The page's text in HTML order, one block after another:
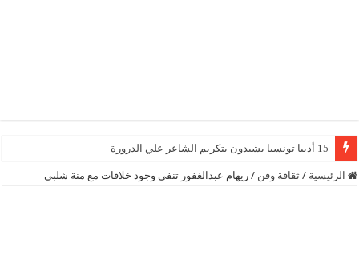
15 أديبا تونسيا يشيدون بتكريم الشاعر علي الدرورة
الرئيسية / ثقافة وفن / ريهام عبدالغفور تنفي وجود خلافات مع منة شلبي